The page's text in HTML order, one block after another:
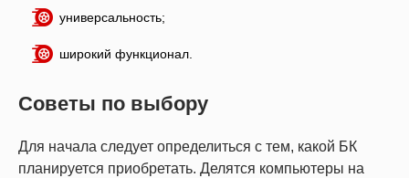
универсальность;
широкий функционал.
Советы по выбору
Для начала следует определиться с тем, какой БК
планируется приобретать. Делятся компьютеры на